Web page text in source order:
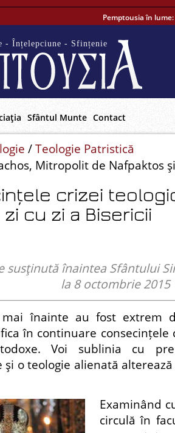
Pemptousia în lume:
- Înțelepciune - Sfințenie
Sfântul Munte Contact
/Teologie Patristică
Mitropolit de Nafpaktos
crizei
cu zi a Bisericii
susţinută înaintea Sfântului
la 8 octombrie 2015
mai înainte au fost extrem
în continuare consecințele
Voi sublinia cu
şi o teologie alienată
Examinând
circulă în